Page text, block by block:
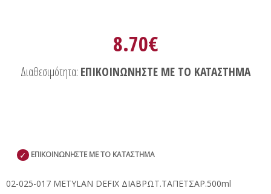
8.70€
Διαθεσιμότητα: ΕΠΙΚΟΙΝΩΝΗΣΤΕ ΜΕ ΤΟ ΚΑΤΑΣΤΗΜΑ
✓ ΕΠΙΚΟΙΝΩΝΗΣΤΕ ΜΕ ΤΟ ΚΑΤΑΣΤΗΜΑ
02-025-017 METYLAN DEFIX ΔΙΑΒΡΩΤ.ΤΑΠΕΤΣΑΡ.500ml